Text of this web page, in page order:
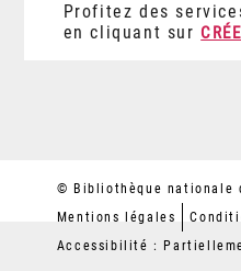
Profitez des
en cliquant sur
© Bibliothèque nationale
Mentions légales
Accessibilité :